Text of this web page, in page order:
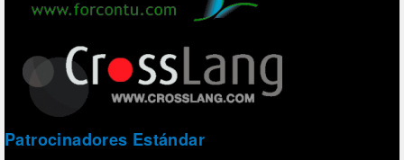
Patrocinadores Estándar